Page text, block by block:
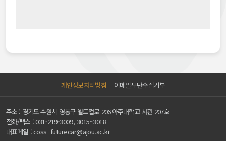
개인정보처리방침 이메일무단수집거부
주소 : 경기도 수원시 영통구 월드컵로 206 아주대학교 서관 207호
전화/팩스 :031-219-3009, 3015~3018
대표메일 :coss_futurecar@ajou.ac.kr